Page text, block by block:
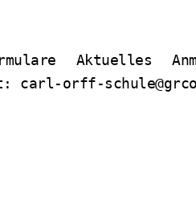
Aktuelles
carl-orff-